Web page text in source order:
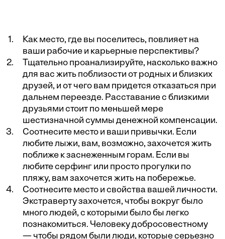
Как место, где вы поселитесь, повлияет на
ваши рабочие и карьерные перспективы?
Тщательно проанализируйте, насколько важно
для вас жить поблизости от родных и близких
друзей, и от чего вам придется отказаться при
дальнем переезде. Расставание с близкими
друзьями стоит по меньшей мере
шестизначной суммы денежной компенсации.
Соотнесите место и ваши привычки. Если
любите лыжи, вам, возможно, захочется жить
поближе к заснеженным горам. Если вы
любите серфинг или просто прогулки по
пляжу, вам захочется жить на побережье.
Соотнесите место и свойства вашей личности.
Экстраверту захочется, чтобы вокруг было
много людей, с которыми было бы легко
познакомиться. Человеку добросовестному
— чтобы рядом были люди, которые серьезно